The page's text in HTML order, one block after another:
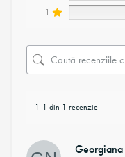
1
1-1 din 1 recenzie